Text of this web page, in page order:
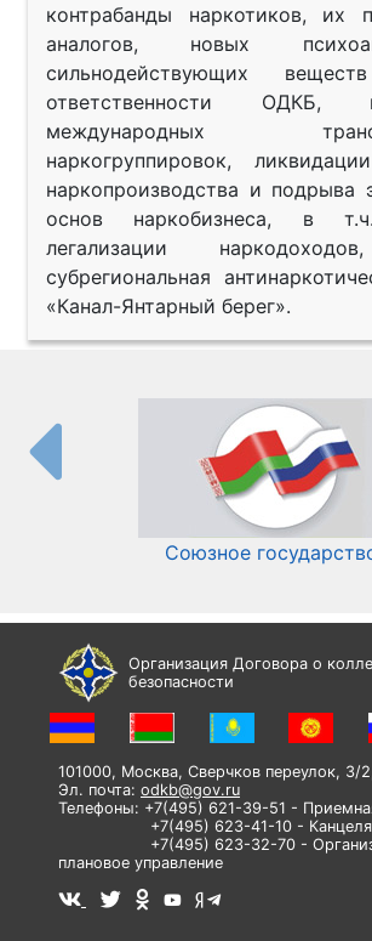
контрабанды наркотиков, их
аналогов, новых
сильнодействующих
ответственности ОДКБ,
международных
наркогруппировок,
наркопроизводства и подрыва
основ наркобизнеса, в
легализации
субрегиональная
«Канал-Янтарный берег».
Союзное
Организация Договора о
безопасности
101000, Москва, Сверчков переулок, 3/
Эл. почта: odkb@gov.ru
Телефоны: +7(495) 621-39-51 -
+7(495) 623-41-10 -
+7(495) 623-32-70 -
плановое управление